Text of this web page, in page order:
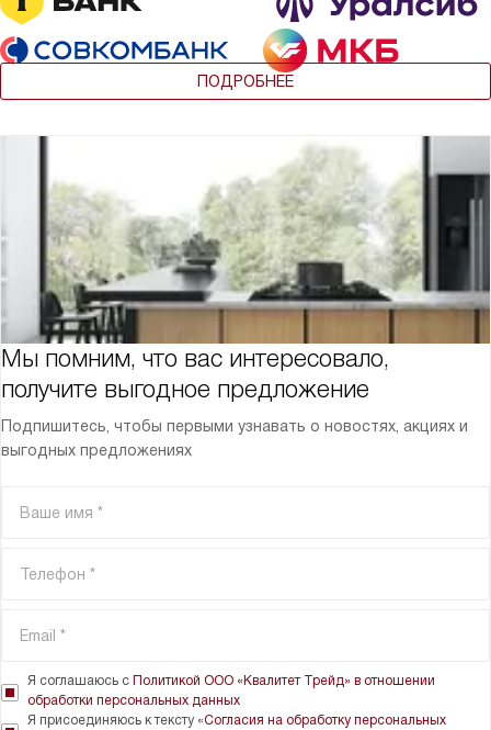
ПОДРОБНЕЕ
Мы помним, что вас интересовало,
получите выгодное предложение
Подпишитесь, чтобы первыми узнавать о новостях, акциях и
выгодных предложениях
Я соглашаюсь с Политикой ООО «Квалитет Трейд» в отношении
обработки персональных данных
Я присоединяюсь к тексту «Согласия на обработку персональных